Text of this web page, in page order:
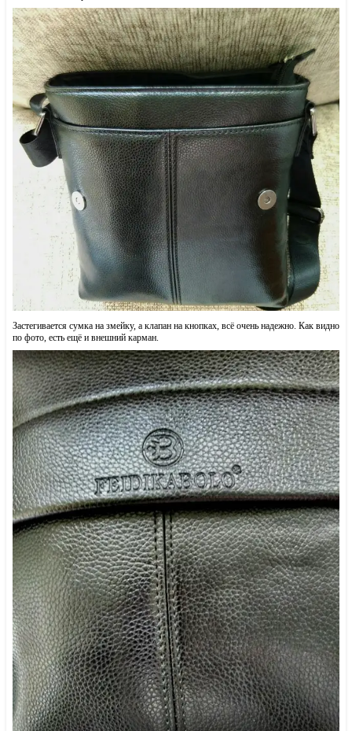
Застегивается сумка на змейку, а клапан на кнопках, всё очень надежно. Как видно
по фото, есть ещё и внешний карман.